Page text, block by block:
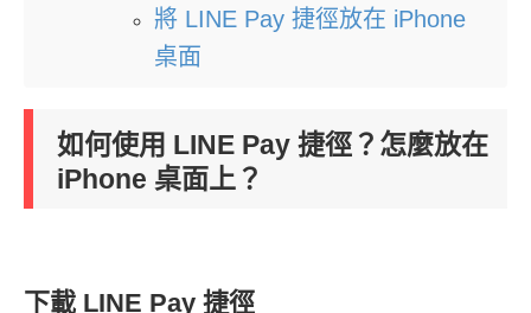
將 LINE Pay 捷徑放在 iPhone
桌面
如何使用 LINE Pay 捷徑？怎麼放在
iPhone 桌面上？
下載 LINE Pay 捷徑